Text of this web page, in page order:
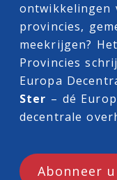
ontwikkelingen
provincies,
meekrijgen?
Provincies
Europa
Ster – dé
decentrale
Abonneer